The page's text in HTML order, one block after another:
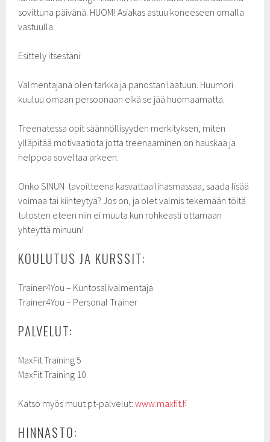
sovittuna päivänä. HUOM! Asiakas astuu koneeseen omalla
vastuulla.
Esittely itsestäni:
Valmentajana olen tarkka ja panostan laatuun. Huumori
kuuluu omaan persoonaan eikä se jää huomaamatta.
Treenatessa opit säännöllisyyden merkityksen, miten
ylläpitää motivaatiota jotta treenaaminen on hauskaa ja
helppoa soveltaa arkeen.
Onko SINUN tavoitteena kasvattaa lihasmassaa, saada lisää
voimaa tai kiinteytyä? Jos on, ja olet valmis tekemään töitä
tulosten eteen niin ei muuta kun rohkeasti ottamaan
yhteyttä minuun!
KOULUTUS JA KURSSIT:
Trainer4You – Kuntosalivalmentaja
Trainer4You – Personal Trainer
PALVELUT:
MaxFit Training 5
MaxFit Training 10
Katso myös muut pt-palvelut:www.maxfit.fi
HINNASTO: